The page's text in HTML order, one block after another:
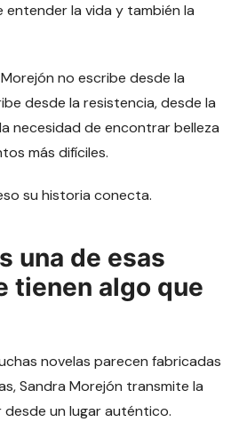
entender la vida y también la
no escribe desde la
desde la resistencia, desde la
necesidad de encontrar belleza
más difíciles.
su historia conecta.
una de esas
tienen algo que
novelas parecen fabricadas
Sandra Morejón transmite la
un lugar auténtico.